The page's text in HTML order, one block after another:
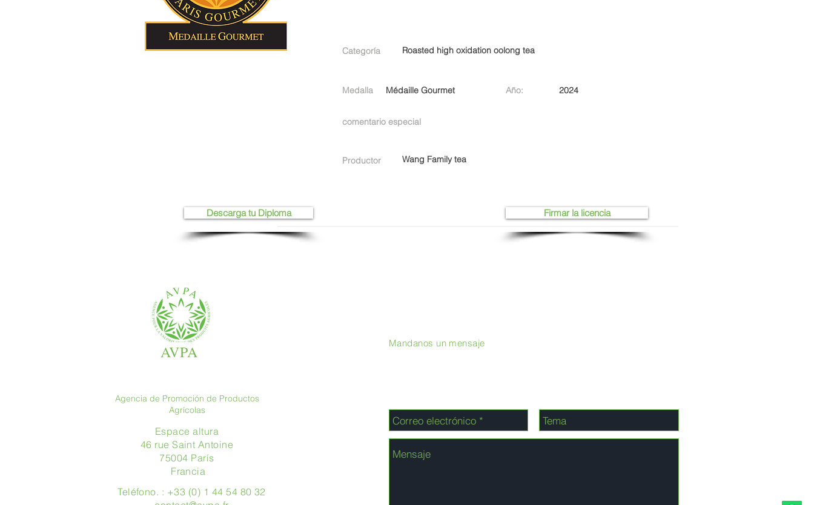
Categoría Roasted high oxidation oolong tea
Medalla Médaille Gourmet Año: 2024
comentario especial
Productor Wang Family tea
Firmar la licencia
Descarga tu Diploma
AVPA
Agencia de Promoción de Productos
Agrícolas
Espace altura
46 rue Saint Antoine
75004 París
​ Francia
Teléfono. : +33 (0) 1 44 54 80 32
Mandanos un mensaje